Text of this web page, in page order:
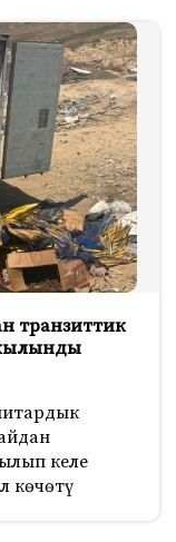
транзиттик
келе
көчөтү